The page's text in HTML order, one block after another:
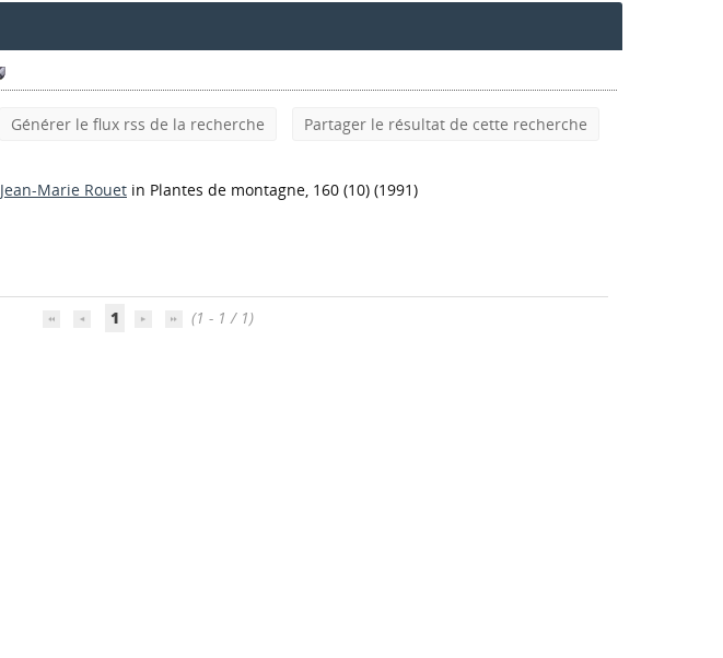
Générer le flux rss de la recherche Partager le résultat de cette recherche
Jean-Marie Rouet in Plantes de montagne, 160 (10) (1991)
1 (1 - 1 / 1)